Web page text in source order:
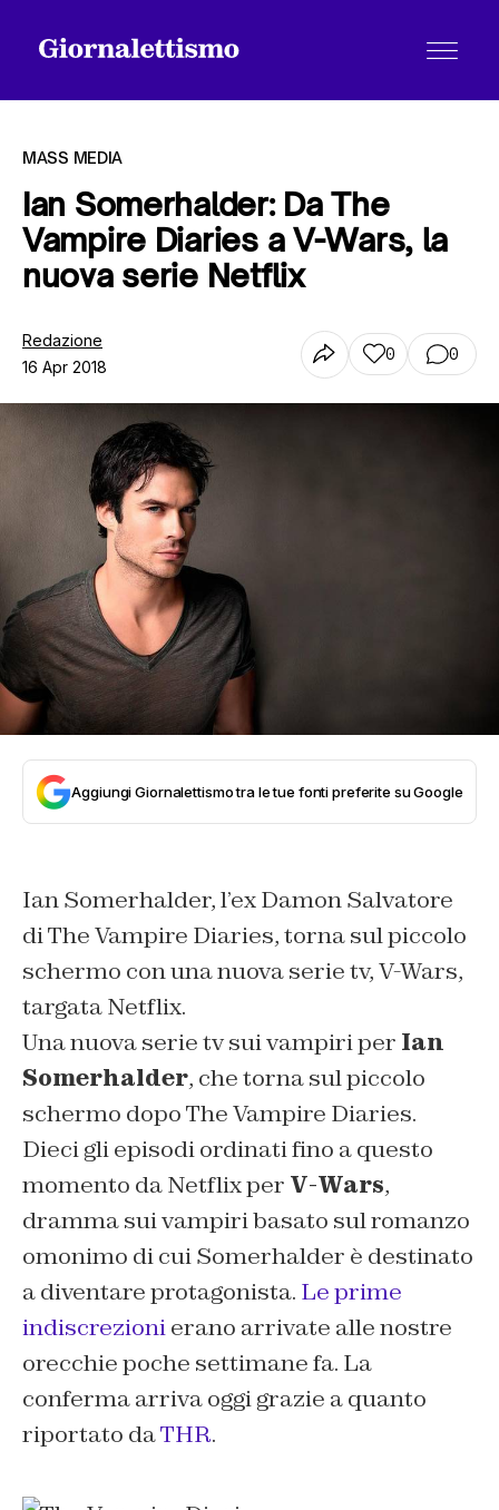
Tutti gli articoli
Chi siamo
Contatti
MASS MEDIA
Ian Somerhalder: Da The
Vampire Diaries a V-Wars, la
nuova serie Netflix
Redazione
16 Apr 2018
0 0
Aggiungi Giornalettismo tra le tue fonti preferite su Google
Ian Somerhalder, l’ex Damon Salvatore
di The Vampire Diaries, torna sul piccolo
schermo con una nuova serie tv, V-Wars,
targata Netflix.
Una nuova serie tv sui vampiri per Ian
Somerhalder, che torna sul piccolo
schermo dopo The Vampire Diaries.
Dieci gli episodi ordinati fino a questo
momento da Netflix per V-Wars,
dramma sui vampiri basato sul romanzo
omonimo di cui Somerhalder è destinato
a diventare protagonista. Le prime
indiscrezionierano arrivate alle nostre
orecchie poche settimane fa. La
conferma arriva oggi grazie a quanto
riportato daTHR.